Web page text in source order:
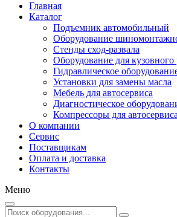
Главная
Каталог
Подъемник автомобильный
Оборудование
Стенды сход-развала
Оборудование для кузовного
Гидравлическое
Установки для замены масла
Мебель для автосервиса
Диагностическое
Компрессоры для автосервиса
О компании
Сервис
Поставщикам
Оплата и доставка
Контакты
Меню